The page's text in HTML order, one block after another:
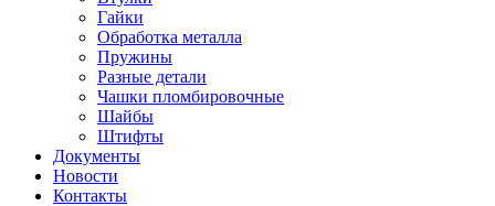
Гайки
Обработка металла
Пружины
Разные детали
Чашки пломбировочные
Шайбы
Штифты
Документы
Новости
Контакты